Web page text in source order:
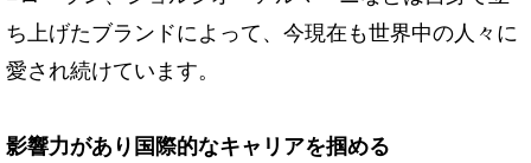
ち上げたブランドによって、今現在も世界中の人々に
愛され続けています。
影響力があり国際的なキャリアを掴める